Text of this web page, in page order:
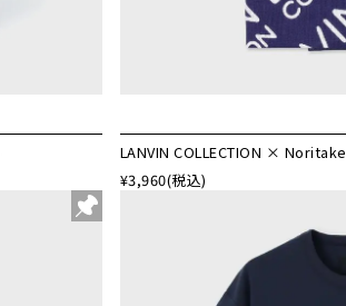
LANVIN COLLECTION ×
¥3,960(税込)